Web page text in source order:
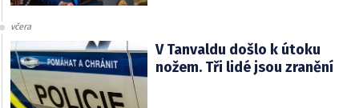
včera
V Tanvaldu došlo k útoku
nožem. Tři lidé jsou zranění